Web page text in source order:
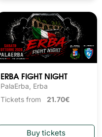
ERBA FIGHT NIGHT
PalaErba, Erba
Tickets from 21.70€